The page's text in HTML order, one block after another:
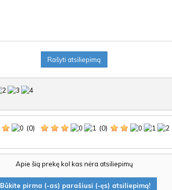
Rašyti atsiliepimą
(0) (0)
Apie šią prekę kol kas nėra atsiliepimų
Būkite pirma (-as) parašiusi (-ęs) atsiliepimą!